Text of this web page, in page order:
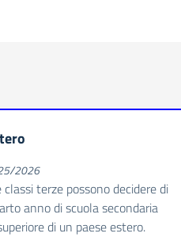
2026
terze possono decidere di
anno di scuola secondaria
di un paese estero.